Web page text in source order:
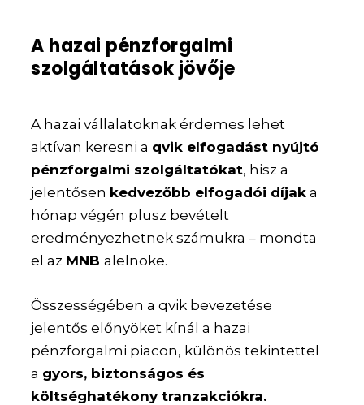
A hazai pénzforgalmi
szolgáltatások jövője
A hazai vállalatoknak érdemes lehet
aktívan keresni a qvik elfogadást nyújtó
pénzforgalmi szolgáltatókat, hisz a
jelentősen kedvezőbb elfogadói díjak a
hónap végén plusz bevételt
eredményezhetnek számukra – mondta
el az MNBalelnöke.
Összességében a qvik bevezetése
jelentős előnyöket kínál a hazai
pénzforgalmi piacon, különös tekintettel
a gyors, biztonságos és
költséghatékony tranzakciókra.